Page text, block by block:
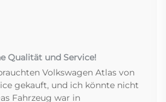
Qualität und Service!
Volkswagen Atlas von
gekauft, und ich könnte nicht
Fahrzeug war in